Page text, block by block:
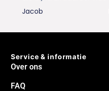
Jacob
Service & informatie
Over ons
FAQ